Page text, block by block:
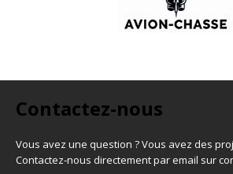
Contactez-nous
Vous avez une question ? Vous avez des
Contactez-nous directement par email sur